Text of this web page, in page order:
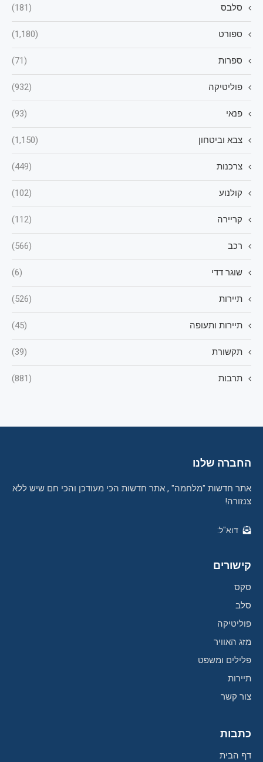
סלבס (181)
ספורט (1,180)
ספרות (71)
פוליטיקה (932)
פנאי (93)
צבא וביטחון (1,150)
צרכנות (449)
קולנוע (102)
קריירה (112)
רכב (566)
שוגר דדי (6)
תיירות (526)
תיירות ותעופה (45)
תקשורת (39)
תרבות (881)
החברה שלנו
אתר חדשות "מלחמה" , אתר חדשות הכי מעודכן והכי חם שיש ללא
צנזורה!
דוא"ל:
קישורים
סקס
סלב
פוליטיקה
מזג האוויר
פלילים ומשפט
תיירות
צור קשר
כתבות
דף הבית